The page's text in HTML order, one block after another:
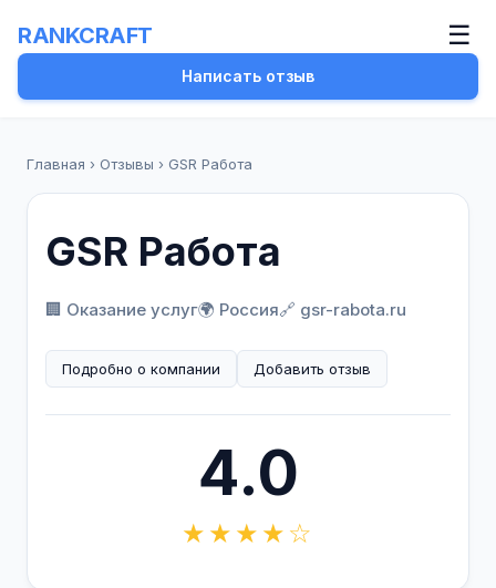
RANKCRAFT ☰
Написать отзыв
Главная › Отзывы › GSR Работа
GSR Работа
🏢 Оказание услуг🌍 Россия🔗 gsr-rabota.ru
Подробно о компании Добавить отзыв
4.0
★★★★☆